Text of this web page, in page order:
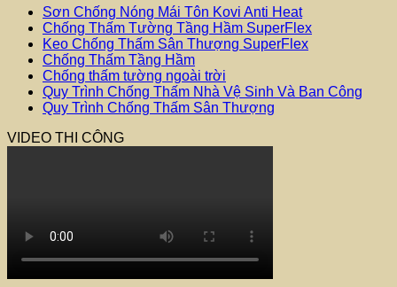
Gốc
Nước
số
lượng
Sơn Chống Nóng Mái Tôn Kovi Anti Heat
Chống Thấm Tường Tầng Hầm SuperFlex
Keo Chống Thấm Sân Thượng SuperFlex
Chống Thấm Tầng Hầm
Chống thấm tường ngoài trời
Quy Trình Chống Thấm Nhà Vệ Sinh Và Ban Công
Quy Trình Chống Thấm Sân Thượng
VIDEO THI CÔNG